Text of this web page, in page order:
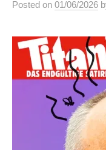
Posted on 01/06/2026